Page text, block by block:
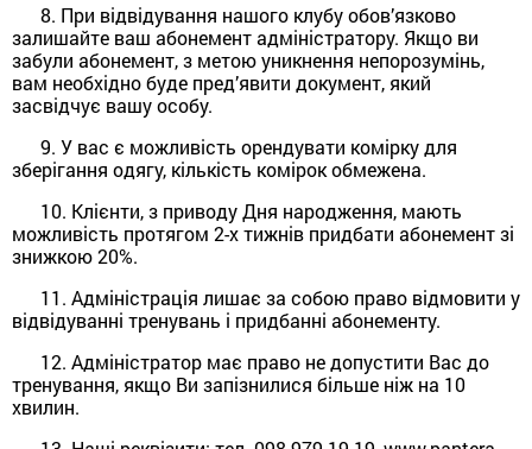
8. При відвідування нашого клубу обов’язково
залишайте ваш абонемент адміністратору. Якщо ви
забули абонемент, з метою уникнення непорозумінь,
вам необхідно буде пред’явити документ, який
засвідчує вашу особу.
9. У вас є можливість орендувати комірку для
зберігання одягу, кількість комірок обмежена.
10. Клієнти, з приводу Дня народження, мають
можливість протягом 2-х тижнів придбати абонемент зі
знижкою 20%.
11. Адміністрація лишає за собою право відмовити у
відвідуванні тренувань і придбанні абонементу.
12. Адміністратор має право не допустити Вас до
тренування, якщо Ви запізнилися більше ніж на 10
хвилин.